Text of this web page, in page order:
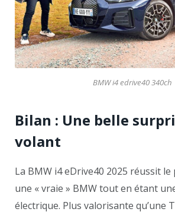
BMW i4 edrive40 340ch
Bilan : Une belle
volant
La BMW i4 eDrive40 2025 réussit
une « vraie » BMW tout en étant
électrique. Plus valorisante qu’une